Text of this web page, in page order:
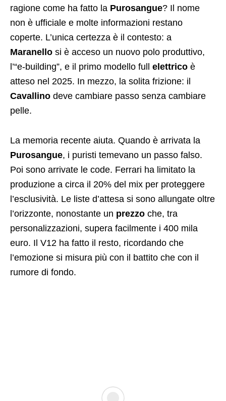
ragione come ha fatto la Purosangue? Il nome
non è ufficiale e molte informazioni restano
coperte. L’unica certezza è il contesto: a
Maranello si è acceso un nuovo polo produttivo,
l’“e-building”, e il primo modello full elettrico è
atteso nel 2025. In mezzo, la solita frizione: il
Cavallino deve cambiare passo senza cambiare
pelle.
La memoria recente aiuta. Quando è arrivata la
Purosangue, i puristi temevano un passo falso.
Poi sono arrivate le code. Ferrari ha limitato la
produzione a circa il 20% del mix per proteggere
l’esclusività. Le liste d’attesa si sono allungate oltre
l’orizzonte, nonostante un prezzo che, tra
personalizzazioni, supera facilmente i 400 mila
euro. Il V12 ha fatto il resto, ricordando che
l’emozione si misura più con il battito che con il
rumore di fondo.